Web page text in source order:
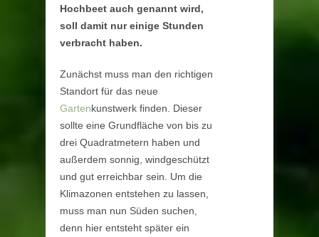
Hochbeet auch genannt wird,
soll damit nur einige Stunden
verbracht haben.
Zunächst muss man den richtigen
Standort für das neue
Gartenkunstwerk finden. Dieser
sollte eine Grundfläche von bis zu
drei Quadratmetern haben und
außerdem sonnig, windgeschützt
und gut erreichbar sein. Um die
Klimazonen entstehen zu lassen,
muss man nun Süden suchen,
denn hier entsteht später ein